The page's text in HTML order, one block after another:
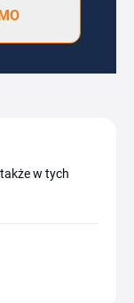
w tych